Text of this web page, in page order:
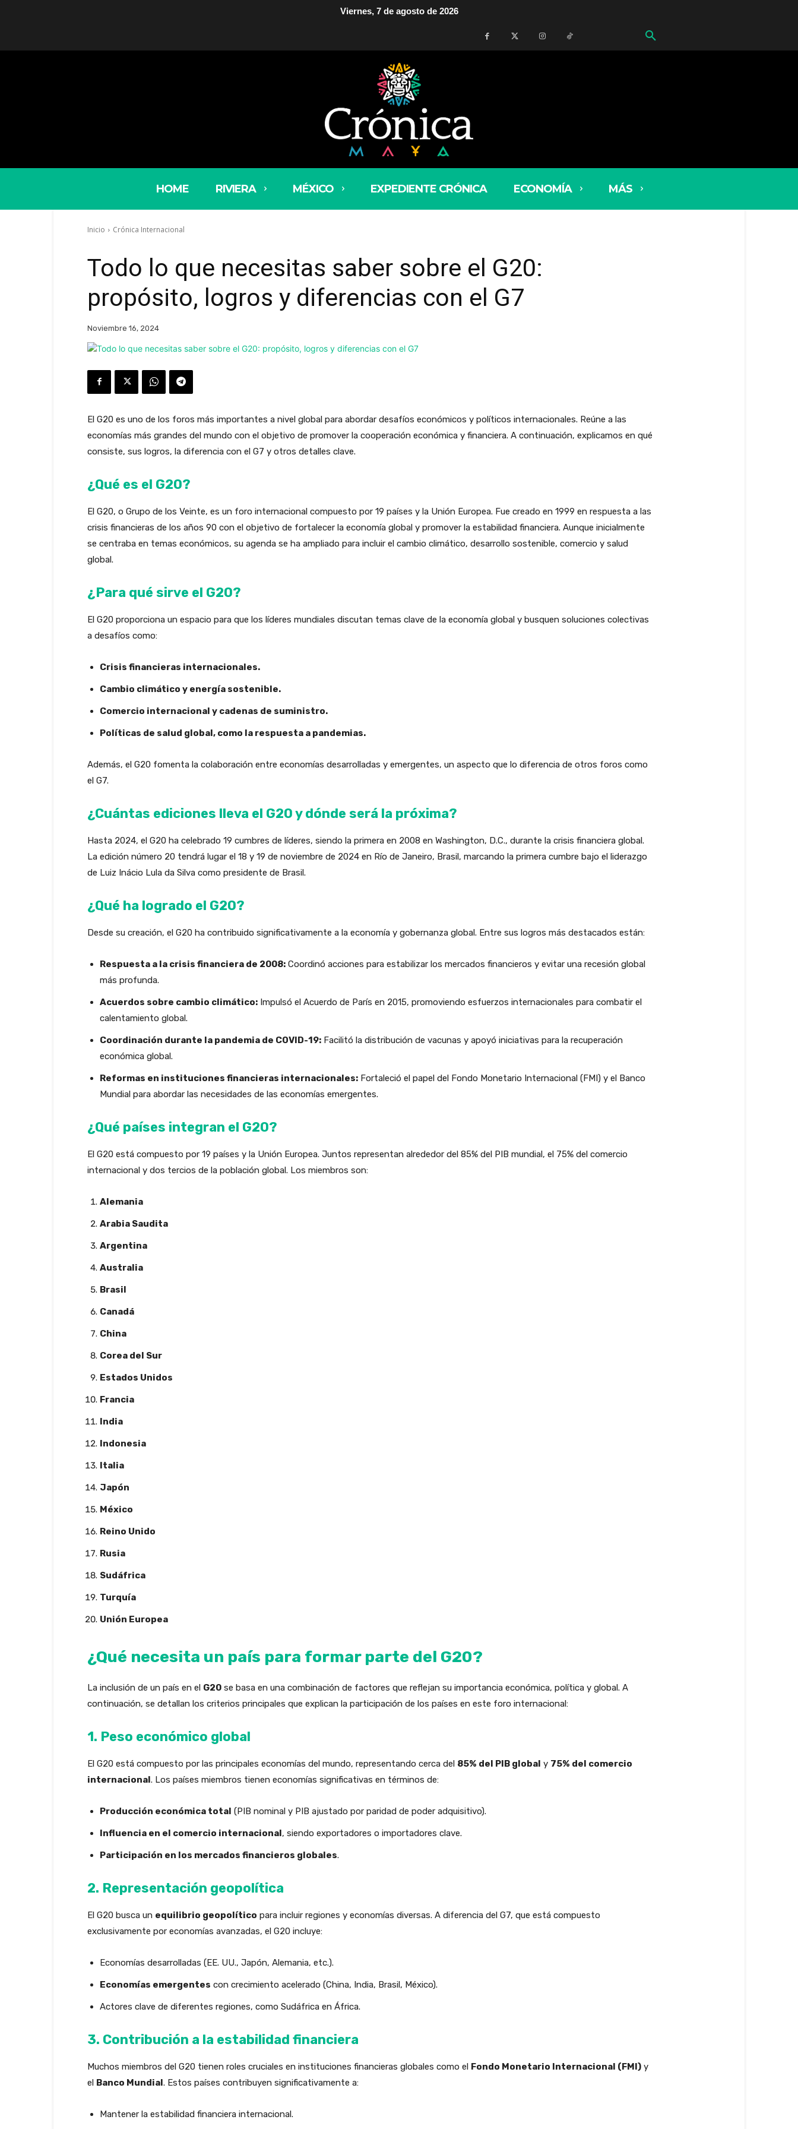
Viernes, 7 de agosto de 2026
HOME RIVIERA MÉXICO EXPEDIENTE CRÓNICA ECONOMÍA MÁS
Inicio Crónica Internacional
Todo lo que necesitas saber sobre el G20:
propósito, logros y diferencias con el G7
Noviembre 16, 2024
El G20 es uno de los foros más importantes a nivel global para abordar desafíos económicos y políticos internacionales. Reúne a las
economías más grandes del mundo con el objetivo de promover la cooperación económica y financiera. A continuación, explicamos en qué
consiste, sus logros, la diferencia con el G7 y otros detalles clave.
¿Qué es el G20?
El G20, o Grupo de los Veinte, es un foro internacional compuesto por 19 países y la Unión Europea. Fue creado en 1999 en respuesta a las
crisis financieras de los años 90 con el objetivo de fortalecer la economía global y promover la estabilidad financiera. Aunque inicialmente
se centraba en temas económicos, su agenda se ha ampliado para incluir el cambio climático, desarrollo sostenible, comercio y salud
global.
¿Para qué sirve el G20?
El G20 proporciona un espacio para que los líderes mundiales discutan temas clave de la economía global y busquen soluciones colectivas
a desafíos como:
Crisis financieras internacionales.
Cambio climático y energía sostenible.
Comercio internacional y cadenas de suministro.
Políticas de salud global, como la respuesta a pandemias.
Además, el G20 fomenta la colaboración entre economías desarrolladas y emergentes, un aspecto que lo diferencia de otros foros como
el G7.
¿Cuántas ediciones lleva el G20 y dónde será la próxima?
Hasta 2024, el G20 ha celebrado 19 cumbres de líderes, siendo la primera en 2008 en Washington, D.C., durante la crisis financiera global.
La edición número 20 tendrá lugar el 18 y 19 de noviembre de 2024 en Río de Janeiro, Brasil, marcando la primera cumbre bajo el liderazgo
de Luiz Inácio Lula da Silva como presidente de Brasil.
¿Qué ha logrado el G20?
Desde su creación, el G20 ha contribuido significativamente a la economía y gobernanza global. Entre sus logros más destacados están:
Respuesta a la crisis financiera de 2008: Coordinó acciones para estabilizar los mercados financieros y evitar una recesión global
más profunda.
Acuerdos sobre cambio climático: Impulsó el Acuerdo de París en 2015, promoviendo esfuerzos internacionales para combatir el
calentamiento global.
Coordinación durante la pandemia de COVID-19: Facilitó la distribución de vacunas y apoyó iniciativas para la recuperación
económica global.
Reformas en instituciones financieras internacionales: Fortaleció el papel del Fondo Monetario Internacional (FMI) y el Banco
Mundial para abordar las necesidades de las economías emergentes.
¿Qué países integran el G20?
El G20 está compuesto por 19 países y la Unión Europea. Juntos representan alrededor del 85% del PIB mundial, el 75% del comercio
internacional y dos tercios de la población global. Los miembros son:
Alemania
Arabia Saudita
Argentina
Australia
Brasil
Canadá
China
Corea del Sur
Estados Unidos
Francia
India
Indonesia
Italia
Japón
México
Reino Unido
Rusia
Sudáfrica
Turquía
Unión Europea
¿Qué necesita un país para formar parte del G20?
La inclusión de un país en el G20 se basa en una combinación de factores que reflejan su importancia económica, política y global. A
continuación, se detallan los criterios principales que explican la participación de los países en este foro internacional:
1. Peso económico global
El G20 está compuesto por las principales economías del mundo, representando cerca del 85% del PIB global y 75% del comercio
internacional. Los países miembros tienen economías significativas en términos de:
Producción económica total (PIB nominal y PIB ajustado por paridad de poder adquisitivo).
Influencia en el comercio internacional, siendo exportadores o importadores clave.
Participación en los mercados financieros globales.
2. Representación geopolítica
El G20 busca un equilibrio geopolítico para incluir regiones y economías diversas. A diferencia del G7, que está compuesto
exclusivamente por economías avanzadas, el G20 incluye:
Economías desarrolladas (EE. UU., Japón, Alemania, etc.).
Economías emergentes con crecimiento acelerado (China, India, Brasil, México).
Actores clave de diferentes regiones, como Sudáfrica en África.
3. Contribución a la estabilidad financiera
Muchos miembros del G20 tienen roles cruciales en instituciones financieras globales como el Fondo Monetario Internacional (FMI) y
el Banco Mundial. Estos países contribuyen significativamente a:
Mantener la estabilidad financiera internacional.